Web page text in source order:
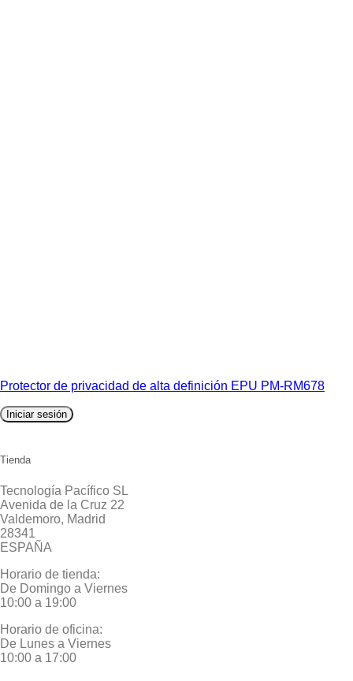
Protector de privacidad de alta definición EPU PM-RM678
Iniciar sesión
Tienda
Tecnología Pacífico SL
Avenida de la Cruz 22
Valdemoro, Madrid
28341
ESPAÑA
Horario de tienda:
De Domingo a Viernes
10:00 a 19:00
Horario de oficina:
De Lunes a Viernes
10:00 a 17:00